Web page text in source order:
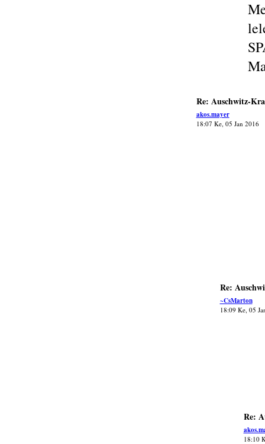
Re: Auschwitz-
akos.mayer
18:07 Ke, 05 Jan 2016
Re:
~CsMarton
18:09 Ke, 05
Re:
18:10